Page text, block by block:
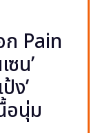
Pain
น’
ง’
อนุ่ม